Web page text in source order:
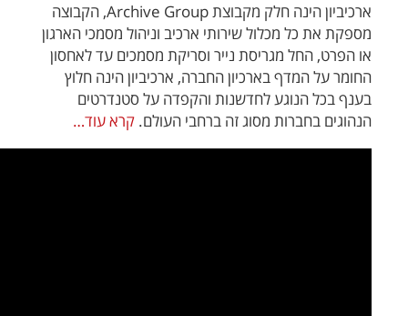
ארכיביון הינה חלק מקבוצת Archive Group, הקבוצה
מספקת את כל מכלול שירותי ארכיב וניהול מסמכי הארגון
או הפרט, החל מגריסת נייר וסריקת מסמכים עד לאחסון
החומר על המדף בארכיון החברה, ארכיביון הינה חלוץ
בענף בכל הנוגע לחדשנות והקפדה על סטנדרטים
הנהוגים בחברות מסוג זה ברחבי העולם. קרא עוד…